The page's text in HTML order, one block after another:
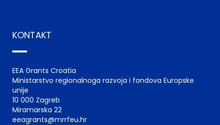
KONTAKT
EEA Grants Croatia
Ministarstvo regionalnoga razvoja i fondova Europske
unije
10 000 Zagreb
Miramarska 22
eeagrants@mrrfeu.hr